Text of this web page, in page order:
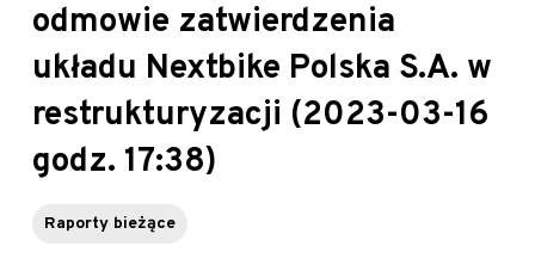
odmowie zatwierdzenia
układu Nextbike Polska S.A. w
restrukturyzacji (2023-03-16
godz. 17:38)
Raporty bieżące